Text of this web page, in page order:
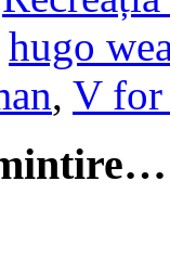
hugo
, V for